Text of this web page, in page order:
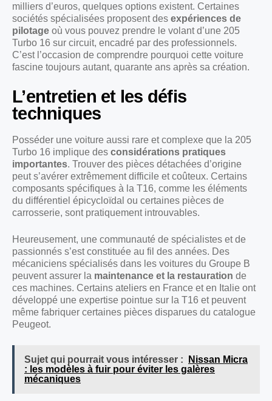
milliers d’euros, quelques options existent. Certaines
sociétés spécialisées proposent des expériences de
pilotage où vous pouvez prendre le volant d’une 205
Turbo 16 sur circuit, encadré par des professionnels.
C’est l’occasion de comprendre pourquoi cette voiture
fascine toujours autant, quarante ans après sa création.
L’entretien et les défis
techniques
Posséder une voiture aussi rare et complexe que la 205
Turbo 16 implique des considérations pratiques
importantes. Trouver des pièces détachées d’origine
peut s’avérer extrêmement difficile et coûteux. Certains
composants spécifiques à la T16, comme les éléments
du différentiel épicycloïdal ou certaines pièces de
carrosserie, sont pratiquement introuvables.
Heureusement, une communauté de spécialistes et de
passionnés s’est constituée au fil des années. Des
mécaniciens spécialisés dans les voitures du Groupe B
peuvent assurer la maintenance et la restauration de
ces machines. Certains ateliers en France et en Italie ont
développé une expertise pointue sur la T16 et peuvent
même fabriquer certaines pièces disparues du catalogue
Peugeot.
Sujet qui pourrait vous intéresser :
Nissan Micra
: les modèles à fuir pour éviter les galères
mécaniques